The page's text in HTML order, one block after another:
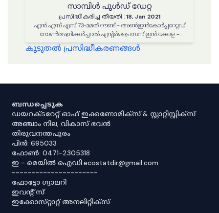
സാമ്പിൾ പൂൾഡ് ഡേറ്റ
പ്രസിദ്ധീകരിച്ച തീയതി :18, Jan 2021
എൻ എസ് എസ് 73-ാമത് റൗണ്ട് - അൺഇൻകോർപ്പറേറ്റഡ്
നോൺഅഗ്രികൾച്ചറൽ എന്റർപ്രൈസസ് ഇൻ കേരള -
സെൻട്രൽ ആൻഡ് സ്റ്റേറ്റ് സാമ്പിൾ പൂൾഡ് ഡേറ്റ
കൂടുതൽ പ്രസിദ്ധീകരണങ്ങൾ
ബന്ധപ്പെടുക
ഡയറക്ടറേറ്റ് ഓഫ് ഇക്കണോമിക്സ് & സ്റ്റാറ്റിസ്റ്റിക്സ്
അഞ്ചാം നില, വികാസ് ഭവൻ
തിരുവനന്തപുരം
പിൻ: 695033
ഫോൺ: 0471-2305318
ഇ - മെയിൽ ഐഡി:ecostatdir@gmail.com
----------------------
ഫോട്ടോ ഗ്യാലറി
ഇവൻ്റ് സ്
ഇക്കോസ്‌റ്റാറ്റ് അനലിറ്റിക്‌സ്